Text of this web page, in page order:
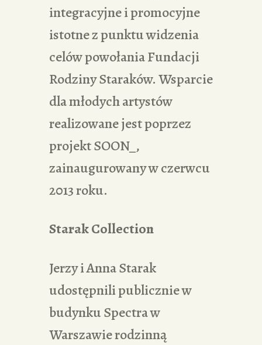
integracyjne i promocyjne
istotne z punktu widzenia
celów powołania Fundacji
Rodziny Staraków. Wsparcie
dla młodych artystów
realizowane jest poprzez
projekt SOON_,
zainaugurowany w czerwcu
2013 roku.
Starak Collection
Jerzy i Anna Starak
udostępnili publicznie w
budynku Spectra w
Warszawie rodzinną